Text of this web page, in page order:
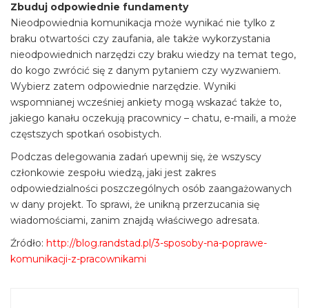
Zbuduj odpowiednie fundamenty
Nieodpowiednia komunikacja może wynikać nie tylko z
braku otwartości czy zaufania, ale także wykorzystania
nieodpowiednich narzędzi czy braku wiedzy na temat tego,
do kogo zwrócić się z danym pytaniem czy wyzwaniem.
Wybierz zatem odpowiednie narzędzie. Wyniki
wspomnianej wcześniej ankiety mogą wskazać także to,
jakiego kanału oczekują pracownicy – chatu, e-maili, a może
częstszych spotkań osobistych.
Podczas delegowania zadań upewnij się, że wszyscy
członkowie zespołu wiedzą, jaki jest zakres
odpowiedzialności poszczególnych osób zaangażowanych
w dany projekt. To sprawi, że unikną przerzucania się
wiadomościami, zanim znajdą właściwego adresata.
Źródło: http://blog.randstad.pl/3-sposoby-na-poprawe-
komunikacji-z-pracownikami